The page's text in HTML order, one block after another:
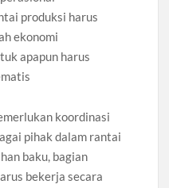
produksi harus
ekonomi
apapun harus
koordinasi
pihak dalam rantai
baku, bagian
bekerja secara